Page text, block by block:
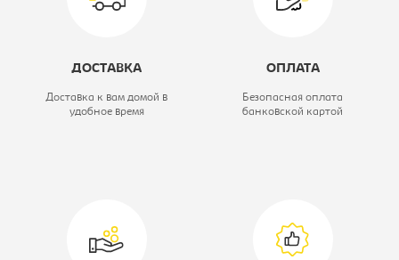
Вид игровой мебели: Игровой модуль
ДОСТАВКА
Доставка к вам домой в
удобное время
ОПЛАТА
Безопасная оплата
банковской картой